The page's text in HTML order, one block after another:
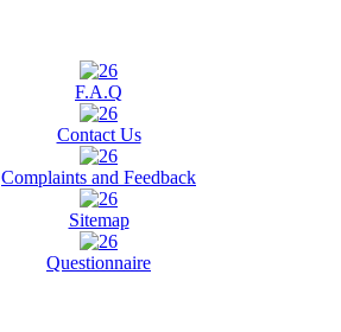
F.A.Q
Contact Us
Complaints and Feedback
Sitemap
Questionnaire